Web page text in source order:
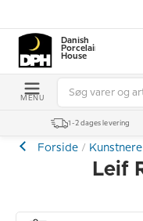
Danish
Porcelain
House
MENU
1-2 dages levering
Forside Kunstnere
Leif